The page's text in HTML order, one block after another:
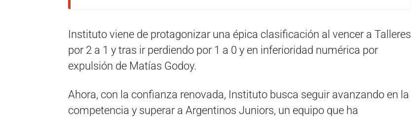
Instituto viene de protagonizar una épica clasificación al vencer a Talleres
por 2 a 1 y tras ir perdiendo por 1 a 0 y en inferioridad numérica por
expulsión de Matías Godoy.
Ahora, con la confianza renovada, Instituto busca seguir avanzando en la
competencia y superar a Argentinos Juniors, un equipo que ha